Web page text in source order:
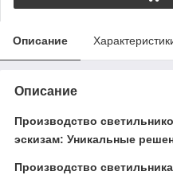
Описание
Описание
Производство
эскизам: Уникальные
Производство